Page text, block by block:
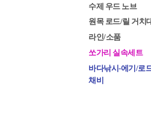
수제 우드 노브
원목 로드/릴 거치
라인/소품
쏘가리 실속세트
바다낚시-에기/로
채비